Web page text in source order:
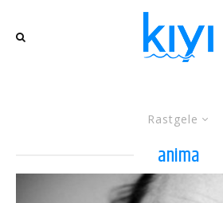
Rastgele
anima